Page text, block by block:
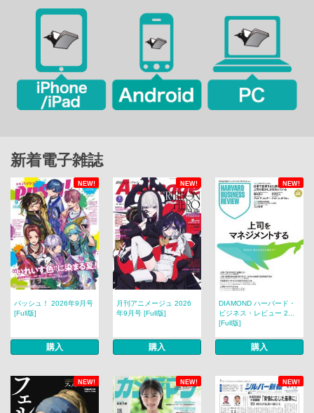
新着電子雑誌
NEW! NEW! NEW!
パッシュ！ 2026年9月号
[Full版]
購入
月刊アニメージュ 2026
年9月号 [Full版]
購入
DIAMOND ハーバード・
ビジネス・レビュー 2...
[Full版]
購入
NEW! NEW! NEW!